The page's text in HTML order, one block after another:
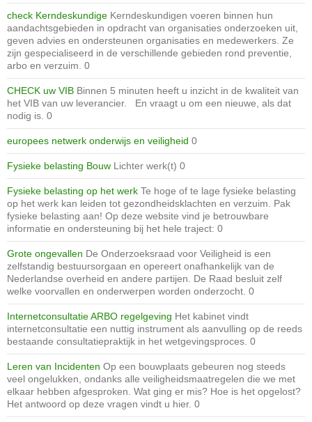
check Kerndeskundige Kerndeskundigen voeren binnen hun
aandachtsgebieden in opdracht van organisaties onderzoeken uit,
geven advies en ondersteunen organisaties en medewerkers. Ze
zijn gespecialiseerd in de verschillende gebieden rond preventie,
arbo en verzuim. 0
CHECK uw VIB Binnen 5 minuten heeft u inzicht in de kwaliteit van
het VIB van uw leverancier. En vraagt u om een nieuwe, als dat
nodig is. 0
europees netwerk onderwijs en veiligheid 0
Fysieke belasting Bouw Lichter werk(t) 0
Fysieke belasting op het werk Te hoge of te lage fysieke belasting
op het werk kan leiden tot gezondheidsklachten en verzuim. Pak
fysieke belasting aan! Op deze website vind je betrouwbare
informatie en ondersteuning bij het hele traject: 0
Grote ongevallen De Onderzoeksraad voor Veiligheid is een
zelfstandig bestuursorgaan en opereert onafhankelijk van de
Nederlandse overheid en andere partijen. De Raad besluit zelf
welke voorvallen en onderwerpen worden onderzocht. 0
Internetconsultatie ARBO regelgeving Het kabinet vindt
internetconsultatie een nuttig instrument als aanvulling op de reeds
bestaande consultatiepraktijk in het wetgevingsproces. 0
Leren van Incidenten Op een bouwplaats gebeuren nog steeds
veel ongelukken, ondanks alle veiligheidsmaatregelen die we met
elkaar hebben afgesproken. Wat ging er mis? Hoe is het opgelost?
Het antwoord op deze vragen vindt u hier. 0